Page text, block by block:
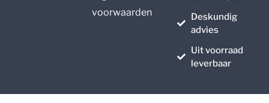
voorwaarden
Deskundig
advies
Uit voorraad
leverbaar